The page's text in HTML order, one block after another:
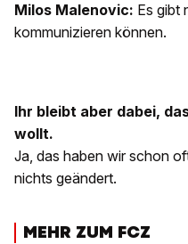
Milos Malenovic: Es gibt
kommunizieren können.
Ihr bleibt aber dabei,
wollt.
Ja, das haben wir schon
nichts geändert.
MEHR ZUM FCZ